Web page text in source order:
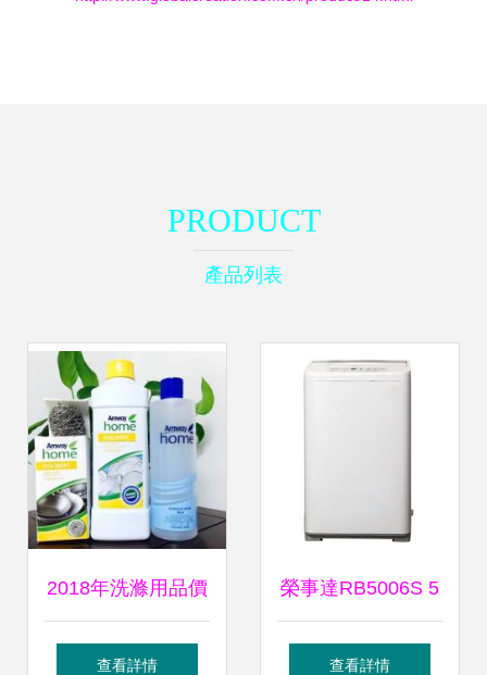
PRODUCT
產品列表
2018年洗滌用品價
格行情與批發報價
查看詳情
榮事達RB5006S 5
公斤全自動波輪洗
查看詳情